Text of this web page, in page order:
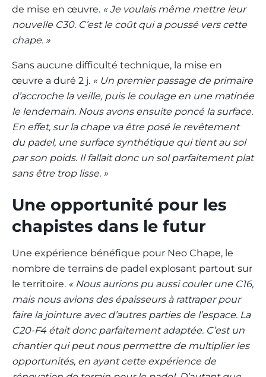
de mise en œuvre. « Je voulais même mettre leur
nouvelle C30. C’est le coût qui a poussé vers cette
chape. »
Sans aucune difficulté technique, la mise en
œuvre a duré 2 j. « Un premier passage de primaire
d’accroche la veille, puis le coulage en une matinée
le lendemain. Nous avons ensuite poncé la surface.
En effet, sur la chape va être posé le revêtement
du padel, une surface synthétique qui tient au sol
par son poids. Il fallait donc un sol parfaitement plat
sans être trop lisse. »
Une opportunité pour les
chapistes dans le futur
Une expérience bénéfique pour Neo Chape, le
nombre de terrains de padel explosant partout sur
le territoire. « Nous aurions pu aussi couler une C16,
mais nous avions des épaisseurs à rattraper pour
faire la jointure avec d’autres parties de l’espace. La
C20-F4 était donc parfaitement adaptée. C’est un
chantier qui peut nous permettre de multiplier les
opportunités, en ayant cette expérience de